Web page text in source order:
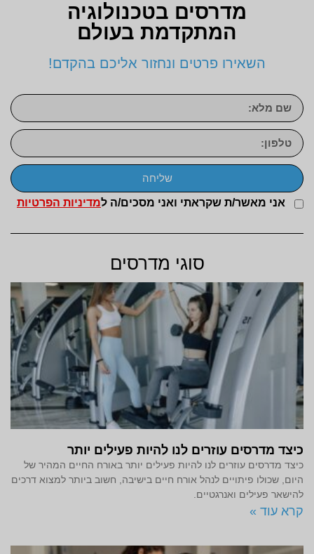
מדרסים בטכנולוגיה
המתקדמת בעולם
השאירו פרטים ונחזור אליכם בהקדם!
אני מאשר/ת שקראתי ואני מסכים/ה למדיניות הפרטיות
שליחה
סוגי מדרסים
כיצד מדרסים עוזרים לנו להיות פעילים יותר
כיצד מדרסים עוזרים לנו להיות פעילים יותר באורח החיים המהיר של
היום, שכולו פיתויים לנהל אורח חיים בישיבה, חשוב ביותר למצוא דרכים
להישאר פעילים ואנרגטיים.
קרא עוד »